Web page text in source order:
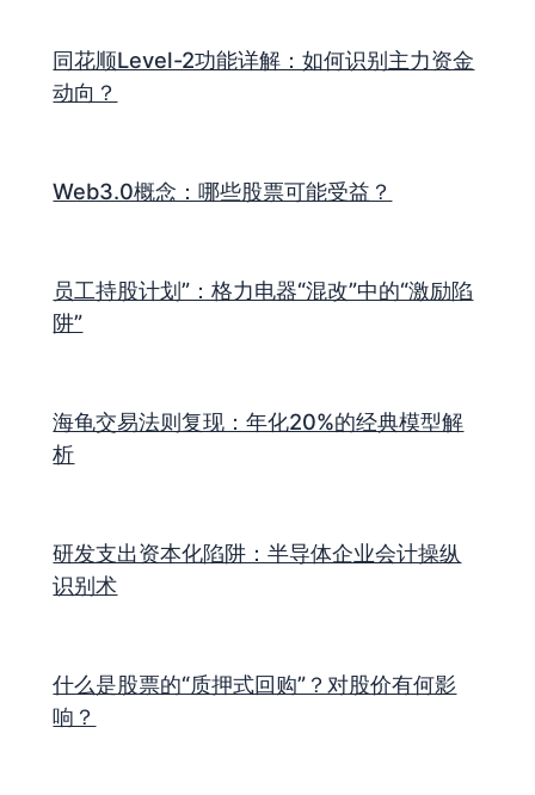
同花顺Level-2功能详解：如何识别主力资金
动向？
Web3.0概念：哪些股票可能受益？
员工持股计划”：格力电器“混改”中的“激励陷
阱”
海龟交易法则复现：年化20%的经典模型解
析
研发支出资本化陷阱：半导体企业会计操纵
识别术
什么是股票的“质押式回购”？对股价有何影
响？